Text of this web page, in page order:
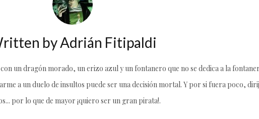
byAdrián Fitipaldi
un dragón morado, un erizo azul y un fontanero que no se dedica a la
a un duelo de insultos puede ser una decisión mortal. Y por si fuera poco,
por lo que de mayor ¡quiero ser un gran pirata!.